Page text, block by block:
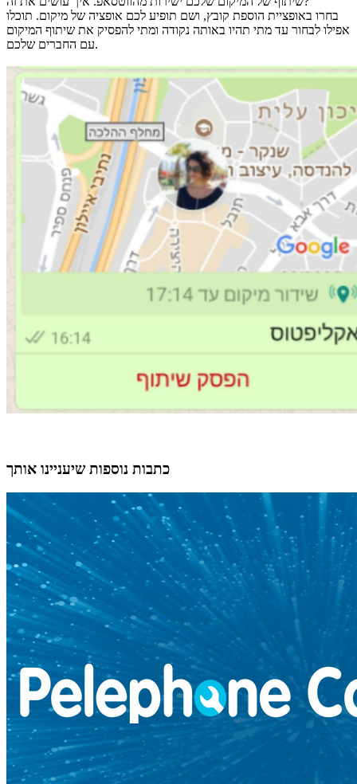
בחרו באופציית הוספת קובץ, ושם תופיע לכם אופציה של מיקום. תוכלו
אפילו לבחור עד מתי תהיו באותה נקודה ומתי להפסיק את שיתוף המיקום
עם החברים שלכם.
כתבות נוספות שיעניינו אותך